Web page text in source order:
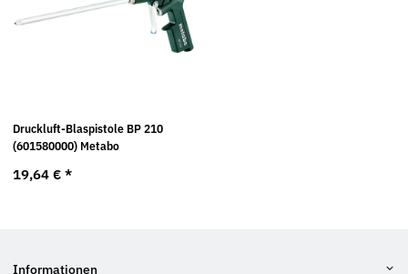
Druckluft-Blaspistole BP 210
(601580000) Metabo
19,64 € *
Informationen